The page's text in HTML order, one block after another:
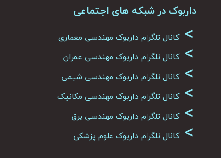
داربوک در شبکه های اجتماعی
> کانال تلگرام داربوک مهندسی معماری
> کانال تلگرام داربوک مهندسی عمران
> کانال تلگرام داربوک مهندسی شیمی
> کانال تلگرام داربوک مهندسی مکانیک
> کانال تلگرام داربوک مهندسی برق
> کانال تلگرام داربوک علوم پزشکی